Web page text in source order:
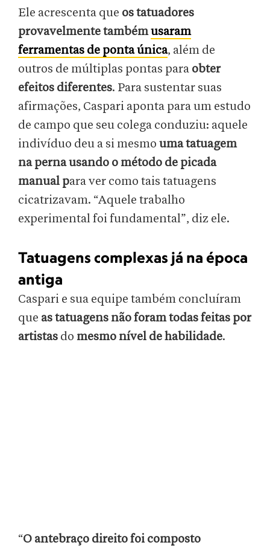
Ele acrescenta que os tatuadores
provavelmente tambémusaram
ferramentas de ponta única, além de
outros de múltiplas pontas para obter
efeitos diferentes. Para sustentar suas
afirmações, Caspari aponta para um estudo
de campo que seu colega conduziu: aquele
indivíduo deu a si mesmo uma tatuagem
na perna usando o método de picada
manual para ver como tais tatuagens
cicatrizavam. “Aquele trabalho
experimental foi fundamental”, diz ele.
Tatuagens complexas já na época
antiga
Caspari e sua equipe também concluíram
que as tatuagens não foram todas feitas por
artistas do mesmo nível de habilidade.
“O antebraço direito foi composto